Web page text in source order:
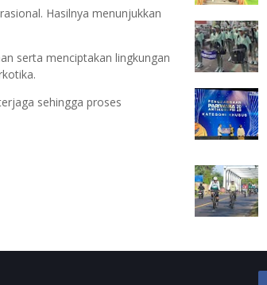
Hasilnya menunjukkan
serta menciptakan lingkungan
sehingga proses